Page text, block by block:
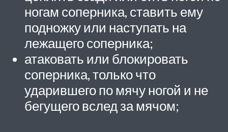
ногам соперника, ставить ему
подножку или наступать на
лежащего соперника;
атаковать или блокировать
соперника, только что
ударившего по мячу ногой и не
бегущего вслед за мячом;